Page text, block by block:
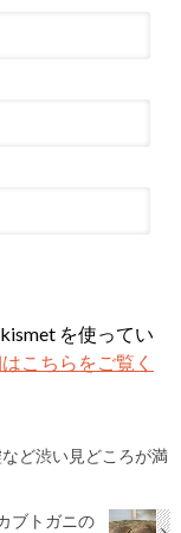
を使ってい
こちらをご覧く
ど渋い見どころが満
ブトガニの